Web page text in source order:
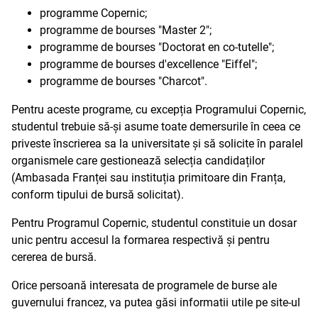
programme Copernic;
programme de bourses "Master 2";
programme de bourses "Doctorat en co-tutelle";
programme de bourses d'excellence "Eiffel";
programme de bourses "Charcot".
Pentru aceste programe, cu excepția Programului Copernic,
studentul trebuie să-și asume toate demersurile în ceea ce
priveste înscrierea sa la universitate și să solicite în paralel
organismele care gestionează selecția candidaților
(Ambasada Franței sau instituția primitoare din Franța,
conform tipului de bursă solicitat).
Pentru Programul Copernic, studentul constituie un dosar
unic pentru accesul la formarea respectivă și pentru
cererea de bursă.
Orice persoană interesata de programele de burse ale
guvernului francez, va putea găsi informatii utile pe site-ul